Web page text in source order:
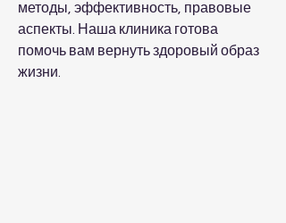
методы, эффективность, правовые
аспекты. Наша клиника готова
помочь вам вернуть здоровый образ
жизни.